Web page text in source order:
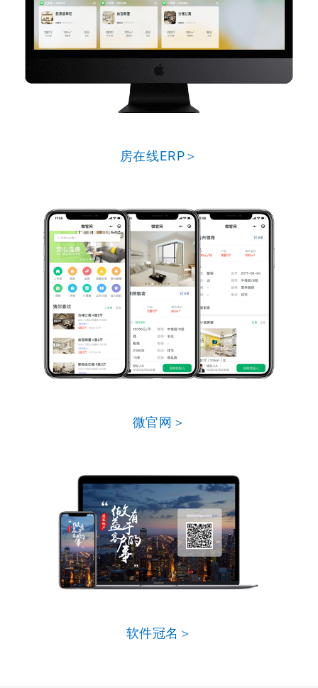
房在线ERP＞
微官网＞
软件冠名＞